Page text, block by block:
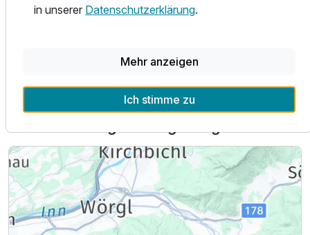
in unserer Datenschutzerklärung.
Mehr anzeigen
Ich stimme zu